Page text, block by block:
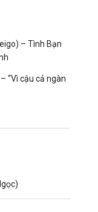
– Tình Bạn
“Vì cậu cả ngàn